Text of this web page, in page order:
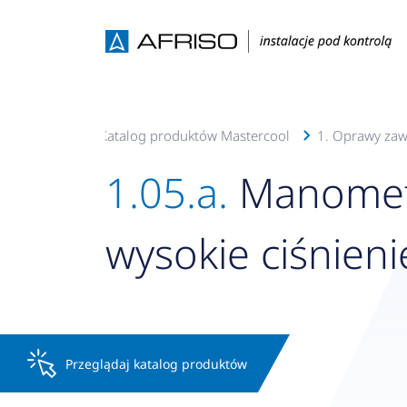
Katalog produktów Mastercool 1. Oprawy
1.05.a.
wysokie
Przeglądaj katalog produktów